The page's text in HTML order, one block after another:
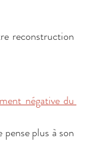
reconstruction
négative du
pense plus à son